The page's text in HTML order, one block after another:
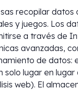
recopilar
y juegos. Los
a través de
avanzadas,
de datos:
lugar en
web). El